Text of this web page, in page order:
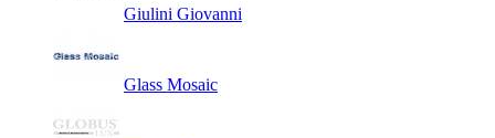
Giulini Giovanni
Glass Mosaic